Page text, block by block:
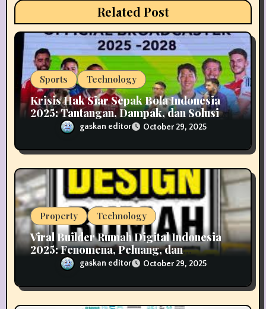
o
Related Post
Sports Technology
Krisis Hak Siar Sepak Bola Indonesia
2025: Tantangan, Dampak, dan Solusi
Industri Mediagaskan editor October 29, 2025
Property Technology
Viral Builder Rumah Digital Indonesia
2025: Fenomena, Peluang, dan
Implikasinyagaskan editor October 29, 2025